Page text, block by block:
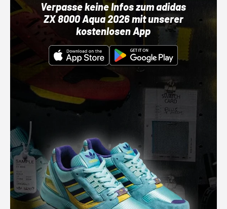
Verpasse keine Infos zum adidas
ZX 8000 Aqua 2026 mit unserer
kostenlosen App